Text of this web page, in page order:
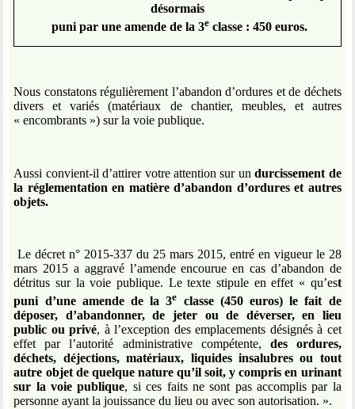
désormais
puni par une amende de la 3eclasse : 450 euros.
Nous constatons régulièrement l’abandon d’ordures et de déchets
divers et variés (matériaux de chantier, meubles, et autres
« encombrants ») sur la voie publique.
Aussi convient-il d’attirer votre attention sur undurcissement de
la réglementation en matière d’abandon d’ordures et autres
objets.
Le décret n° 2015-337 du 25 mars 2015, entré en vigueur le 28
mars 2015 a aggravé l’amende encourue en cas d’abandon de
détritus sur la voie publique. Le texte stipule en effet « qu’est
puni d’une amende de la 3e classe (450 euros) le fait de
déposer, d’abandonner, de jeter ou de déverser, en lieu
public ou privé, à l’exception des emplacements désignés à cet
effet par l’autorité administrative compétente, des ordures,
déchets, déjections, matériaux, liquides insalubres ou tout
autre objet de quelque nature qu’il soit, y compris en urinant
sur la voie publique, si ces faits ne sont pas accomplis par la
personne ayant la jouissance du lieu ou avec son autorisation. ».